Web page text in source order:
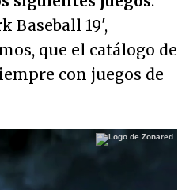
Baseball 19',
que el catálogo de
con juegos de